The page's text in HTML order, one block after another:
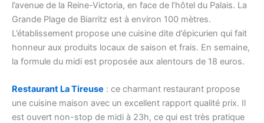
l’avenue de la Reine-Victoria, en face de l’hôtel du Palais. La
Grande Plage de Biarritz est à environ 100 mètres.
L’établissement propose une cuisine dite d’épicurien qui fait
honneur aux produits locaux de saison et frais. En semaine,
la formule du midi est proposée aux alentours de 18 euros.
Restaurant La Tireuse : ce charmant restaurant propose
une cuisine maison avec un excellent rapport qualité prix. Il
est ouvert non-stop de midi à 23h, ce qui est très pratique